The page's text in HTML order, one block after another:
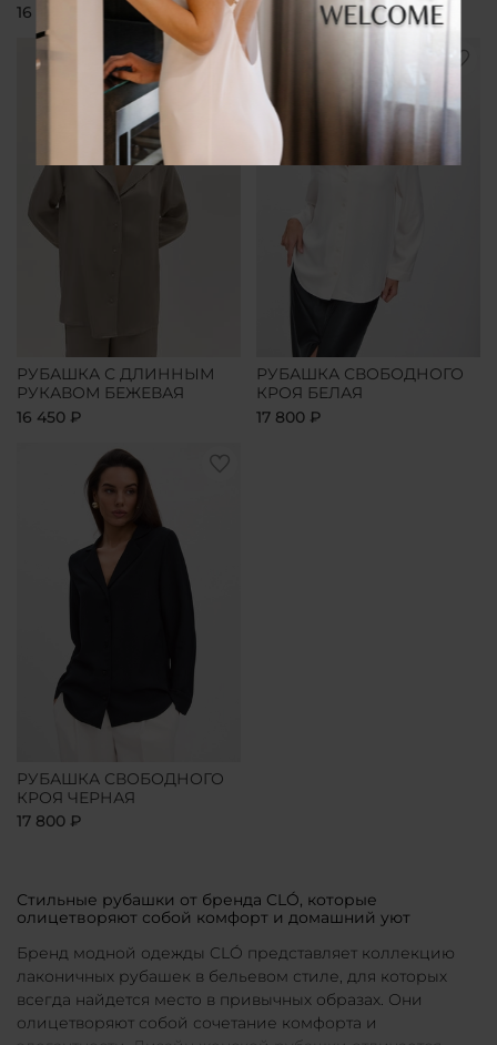
16 450 ₽
16 450 ₽
РУБАШКА С ДЛИННЫМ
РУКАВОМ БЕЖЕВАЯ
16 450 ₽
РУБАШКА СВОБОДНОГО
КРОЯ БЕЛАЯ
17 800 ₽
РУБАШКА СВОБОДНОГО
КРОЯ ЧЕРНАЯ
17 800 ₽
Стильные рубашки от бренда CLÓ, которые
олицетворяют собой комфорт и домашний уют
Бренд модной одежды CLÓ представляет коллекцию
лаконичных рубашек в бельевом стиле, для которых
всегда найдется место в привычных образах. Они
олицетворяют собой сочетание комфорта и